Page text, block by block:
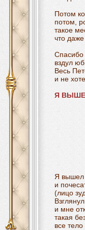
Потом
потом,
такое
что
Спасибо
вздул
Весь
и не
Я
Я вышел
и
(лицо
и мне
такая
все